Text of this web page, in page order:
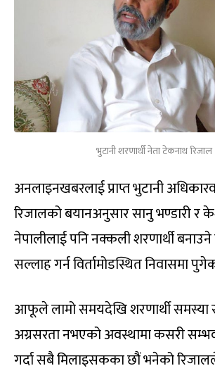
भुटानी शरणार्थी नेता टेकनाथ रिजाल
अनलाइनखबरलाई प्राप्त भुटानी
रिजालको बयानअनुसार सानु भण्डारी र
नेपालीलाई पनि नक्कली शरणार्थी
सल्लाह गर्न विर्तामोडस्थित निवासमा
आफूले लामो समयदेखि शरणार्थी समस्या
अग्रसरता नभएको अवस्थामा कसरी
गर्दा सबै मिलाइसकका छौं भनेको